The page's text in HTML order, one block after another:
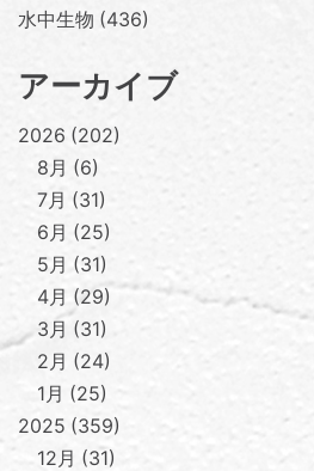
水中生物 436
アーカイブ
2026 202
8月
6
7月
31
6月
25
5月
31
4月
29
3月
31
2月
24
1月
25
2025 359
12月
31